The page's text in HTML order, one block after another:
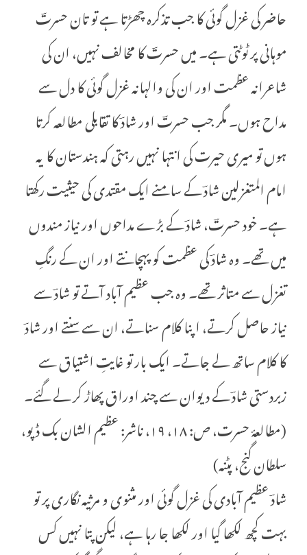
حاضر کی غزل گوئی کا جب تذکرہ چھڑتا ہے تو تان حسرتؔ
موہانی پر ٹوٹتی ہے۔ میں حسرتؔ کا مخالف نہیں، ان کی
شاعرانہ عظمت اور ان کی والہانہ غزل گوئی کا دل سے
مداح ہوں۔ مگر جب حسرتؔ اور شادؔ کا تقابلی مطالعہ کرتا
ہوں تو میری حیرت کی انتہا نہیں رہتی کہ ہندستان کا یہ
امام المتغزلین شادؔ کے سامنے ایک مقتدی کی حیثیت رکھتا
ہے۔ خود حسرتؔ، شادؔ کے بڑے مداحوں اور نیاز مندوں
میں تھے۔ وہ شادؔ کی عظمت کو پہچانتے اور ان کے رنگِ
تغزل سے متاثر تھے۔ وہ جب عظیم آباد آتے تو شادؔ سے
نیاز حاصل کرتے، اپنا کلام سناتے، ان سے سنتے اور شادؔ
کا کلام ساتھ لے جاتے۔ ایک بار تو غایتِ اشتیاق سے
زبردستی شادؔ کے دیوان سے چند اوراق پھاڑ کر لے گئے۔
(مطالعۂ حسرت، ص: ۱۸، ۱۹، ناشر: عظیم الشان بک ڈپو،
سلطان گنج، پٹنہ)
شادؔ عظیم آبادی کی غزل گوئی اور مثنوی و مرثیہ نگاری پر تو
بہت کچھ لکھا گیا اور لکھا جا رہا ہے، لیکن پتا نہیں کس